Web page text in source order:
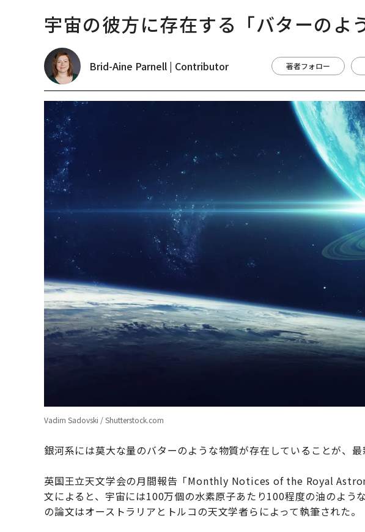
宇宙の彼方に存在する「バターのよ
Brid-Aine Parnell | Contributor 著者フォロー
Vadim Sadovski / Shutterstock.com
銀河系には莫大な量のバターのような物質が存在していることが、最
英国王立天文学会の月間報告「Monthly Notices of the Royal
文によると、宇宙には100万個の水素原子あたり100程度の油のよう
の論文はオーストラリアとトルコの天文学者らによって執筆された。